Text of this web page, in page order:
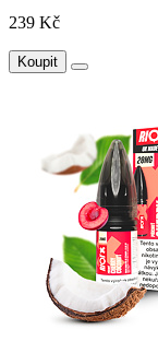
239 Kč
Koupit